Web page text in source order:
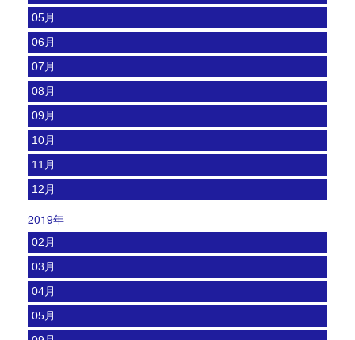
05月
06月
07月
08月
09月
10月
11月
12月
2019年
02月
03月
04月
05月